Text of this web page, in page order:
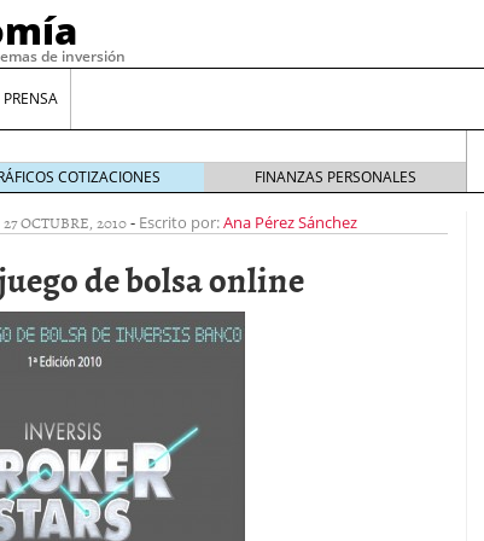
de inversión
¿Por qué el Préstamo Promotor privado
12 de diciembre de 2025
aprovechar esta opción para gestionar tus
de 2025
es una decisión financiera: cómo anticiparte
COTIZACIONES FINANZAS PERSONALES
27 OCTUBRE, 2010- Escrito por:Ana Pérez Sánchez
de bolsa online